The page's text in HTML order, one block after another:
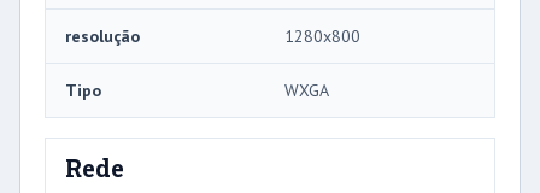
resolução 1280x800
Tipo WXGA
Rede